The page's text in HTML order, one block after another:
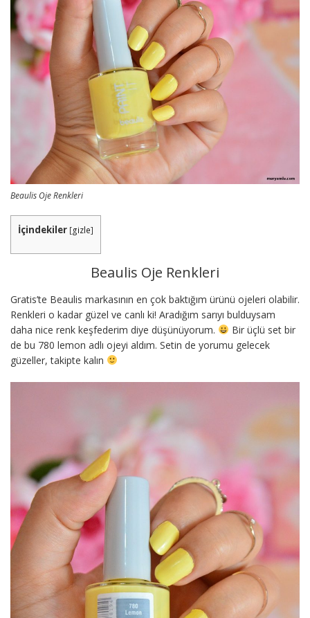
Beaulis Oje Renkleri
İçindekiler [gizle]
Beaulis Oje Renkleri
Gratis’te Beaulis markasının en çok baktığım ürünü ojeleri olabilir.
Renkleri o kadar güzel ve canlı ki! Aradığım sarıyı bulduysam
daha nice renk keşfederim diye düşünüyorum.
Bir üçlü set bir
de bu 780 lemon adlı ojeyi aldım. Setin de yorumu gelecek
güzeller, takipte kalın